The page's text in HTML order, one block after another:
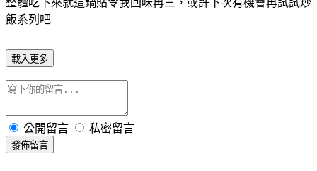
飯系列吧
載入更多
公開留言 私密留言
發佈留言